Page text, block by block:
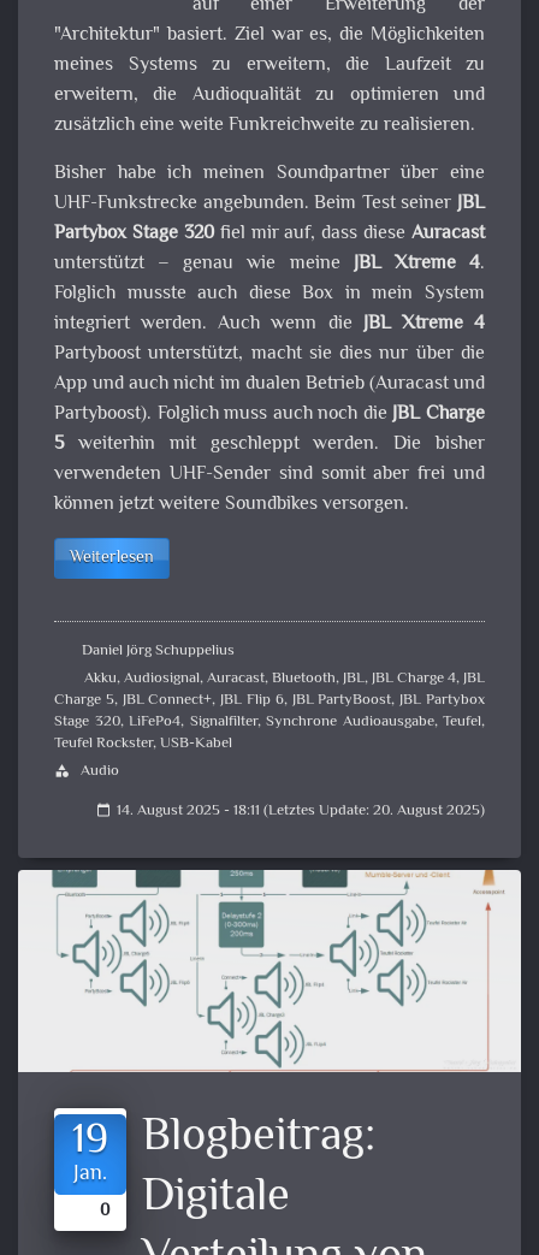
"Architektur" basiert. Ziel war es, die Möglichkeiten
meines Systems zu erweitern, die Laufzeit zu
erweitern, die Audioqualität zu optimieren und
zusätzlich eine weite Funkreichweite zu realisieren.
Bisher habe ich meinen Soundpartner über eine
UHF-Funkstrecke angebunden. Beim Test seiner JBL
Partybox Stage 320fiel mir auf, dass diese Auracast
unterstützt – genau wie meine JBL Xtreme 4.
Folglich musste auch diese Box in mein System
integriert werden. Auch wenn die JBL Xtreme 4
Partyboost unterstützt, macht sie dies nur über die
App und auch nicht im dualen Betrieb (Auracast und
Partyboost). Folglich muss auch noch dieJBL Charge
5weiterhin mit geschleppt werden. Die bisher
verwendeten UHF-Sender sind somit aber frei und
können jetzt weitere Soundbikes versorgen.
Weiterlesen
Daniel Jörg Schuppelius
Akku,Audiosignal,Auracast,Bluetooth,JBL,JBL Charge 4,JBL
Charge 5, JBL Connect+,JBL Flip 6, JBL PartyBoost,JBL Partybox
Stage 320, LiFePo4, Signalfilter, Synchrone Audioausgabe, Teufel,
Teufel Rockster,USB-Kabel
category Audio
calendar_today 14. August 2025 - 18:11 (Letztes Update: 20. August 2025)
19
Jan.
0
Blogbeitrag:
Digitale